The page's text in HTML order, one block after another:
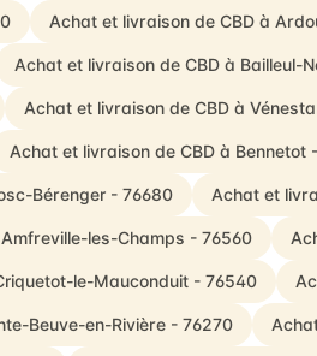
Achat et livraison de CBD à
Achat et livraison de CBD à Bailleul-
Achat et livraison de CBD à
Achat et livraison de CBD à Bennetot
Bérenger - 76680 Achat et
les-Champs - 76560
le-Mauconduit - 76540
Beuve-en-Rivière - 76270